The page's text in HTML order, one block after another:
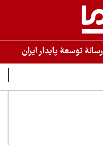
رسانۀ توسعۀ پایدار ایران